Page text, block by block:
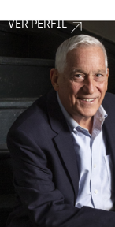
VER PERFIL